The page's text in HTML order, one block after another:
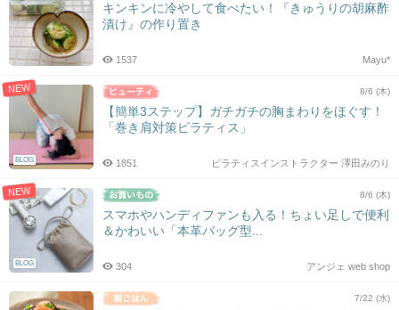
キンキンに冷やして食べたい！『きゅうりの胡麻酢
漬け』の作り置き
Mayu*
1537
NEW
BLOG
8/6 (木)
【簡単3ステップ】ガチガチの胸まわりをほぐす！
「巻き肩対策ピラティス」
ピラティスインストラクター 澤田みのり
1851
NEW
BLOG
8/6 (木)
スマホやハンディファンも入る！ちょい足しで便利
＆かわいい「本革バッグ型...
アンジェ web shop
304
7/22 (水)